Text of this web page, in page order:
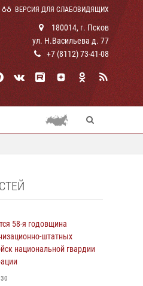
ВЕРСИЯ ДЛЯ СЛАБОВИДЯЩИХ
180014, г. Псков
ул. Н.Васильева д. 77
+7 (8112) 73-41-08
58-я годовщина
штатных
национальной гвардии